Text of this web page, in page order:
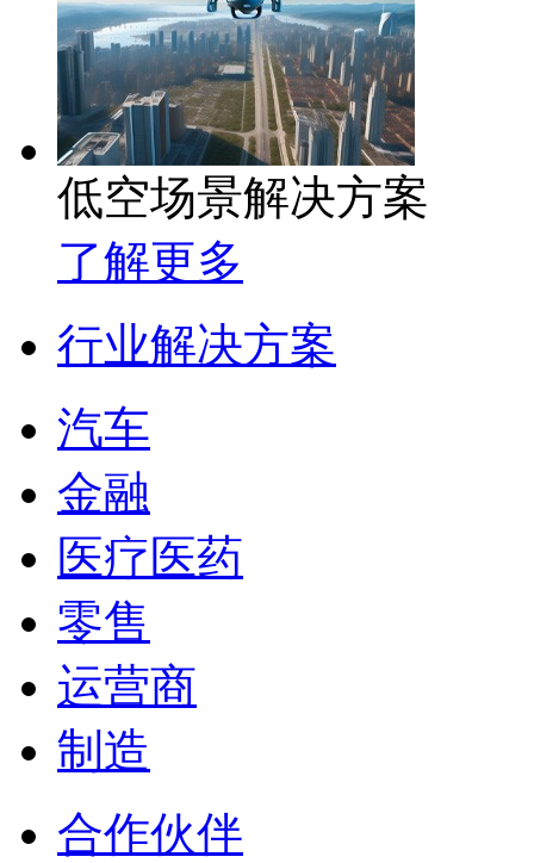
低空场景解决方案
了解更多
行业解决方案
汽车
金融
医疗医药
零售
运营商
制造
合作伙伴